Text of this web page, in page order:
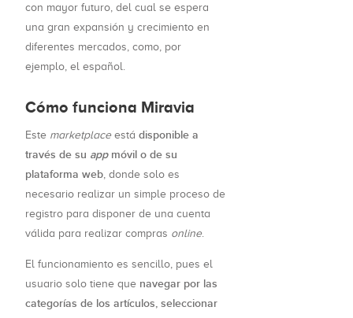
con mayor futuro, del cual se espera
una gran expansión y crecimiento en
diferentes mercados, como, por
ejemplo, el español.
Cómo funciona Miravia
Este marketplaceestá disponible a
través de su appmóvil o de su
plataforma web , donde solo es
necesario realizar un simple proceso de
registro para disponer de una cuenta
válida para realizar compras online.
El funcionamiento es sencillo, pues el
usuario solo tiene que navegar por las
categorías de los artículos, seleccionar